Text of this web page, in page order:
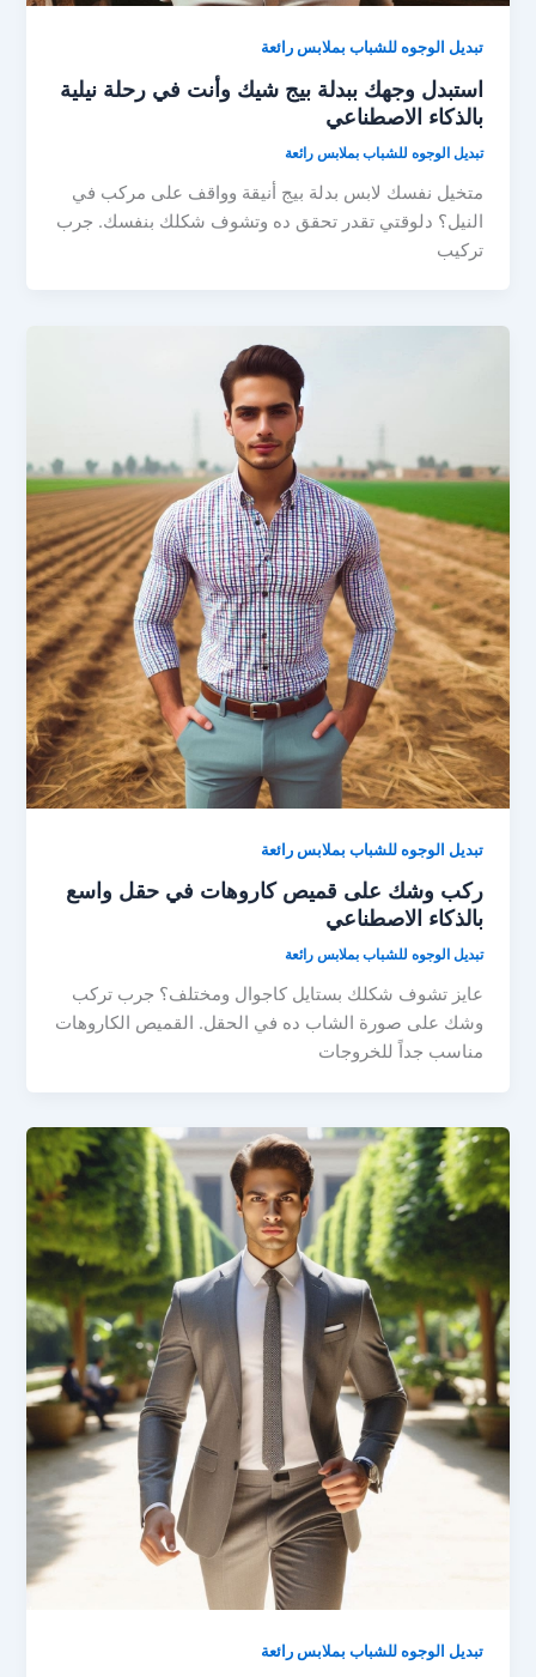
تبديل الوجوه للشباب بملابس رائعة
استبدل وجهك ببدلة بيج شيك وأنت في رحلة نيلية
بالذكاء الاصطناعي
تبديل الوجوه للشباب بملابس رائعة
متخيل نفسك لابس بدلة بيج أنيقة وواقف على مركب في
النيل؟ دلوقتي تقدر تحقق ده وتشوف شكلك بنفسك. جرب
تركيب
تبديل الوجوه للشباب بملابس رائعة
ركب وشك على قميص كاروهات في حقل واسع
بالذكاء الاصطناعي
تبديل الوجوه للشباب بملابس رائعة
عايز تشوف شكلك بستايل كاجوال ومختلف؟ جرب تركب
وشك على صورة الشاب ده في الحقل. القميص الكاروهات
مناسب جداً للخروجات
تبديل الوجوه للشباب بملابس رائعة